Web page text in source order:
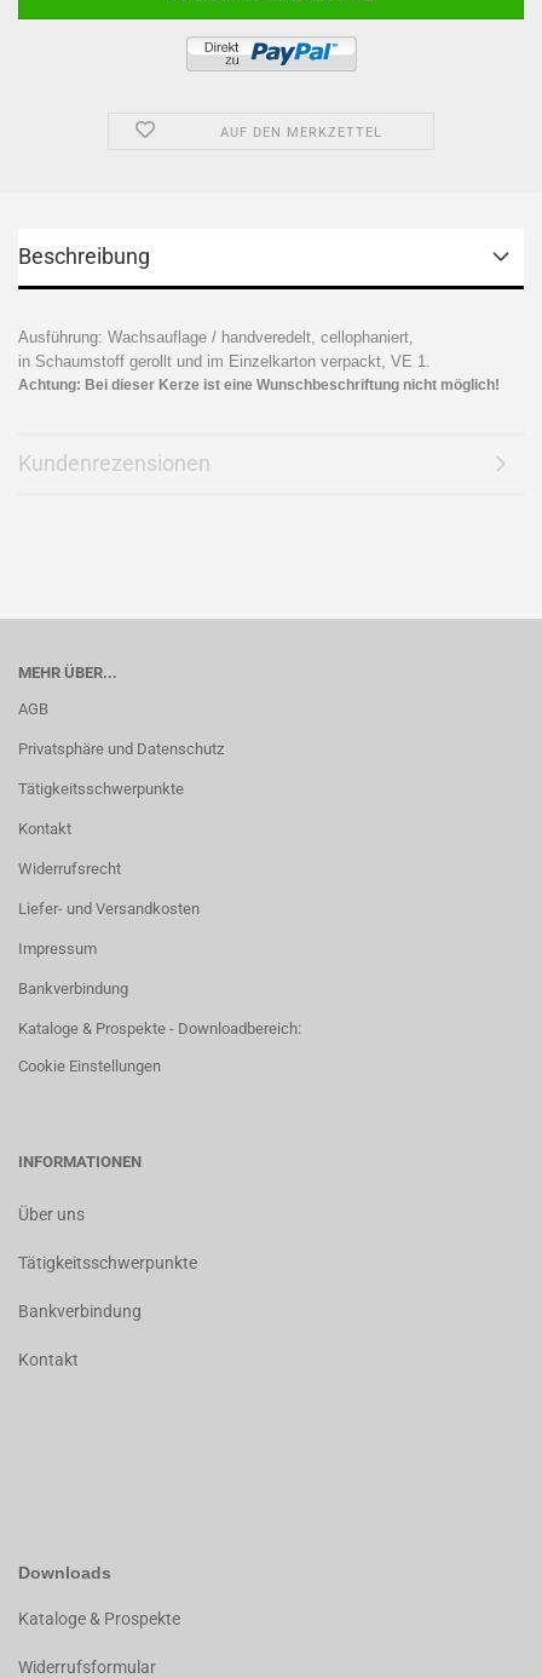
AUF DEN MERKZETTEL
Beschreibung
Ausführung: Wachsauflage / handveredelt, cellophaniert,
in Schaumstoff gerollt und im Einzelkarton verpackt, VE 1.
Achtung: Bei dieser Kerze ist eine Wunschbeschriftung nicht möglich!
Kundenrezensionen
MEHR ÜBER...
AGB
Privatsphäre und Datenschutz
Tätigkeitsschwerpunkte
Kontakt
Widerrufsrecht
Liefer- und Versandkosten
Impressum
Bankverbindung
Kataloge & Prospekte - Downloadbereich:
Cookie Einstellungen
INFORMATIONEN
Über uns
Tätigkeitsschwerpunkte
Bankverbindung
Kontakt
Downloads
Kataloge & Prospekte
Widerrufsformular